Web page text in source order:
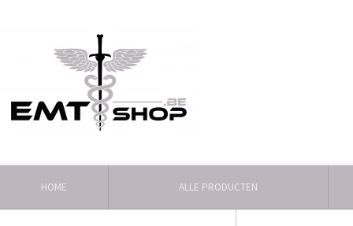
HOME ALLE PRODUCTEN